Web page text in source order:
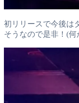
初リリースで今後は
そうなので是非！(何